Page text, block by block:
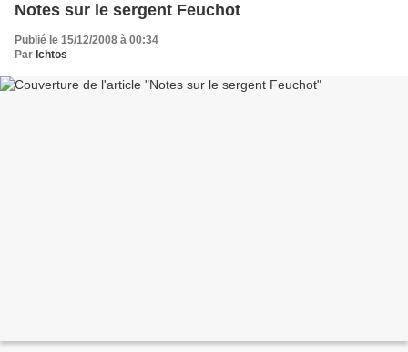
Notes sur le sergent Feuchot
Publié le 15/12/2008 à 00:34
Par Ichtos